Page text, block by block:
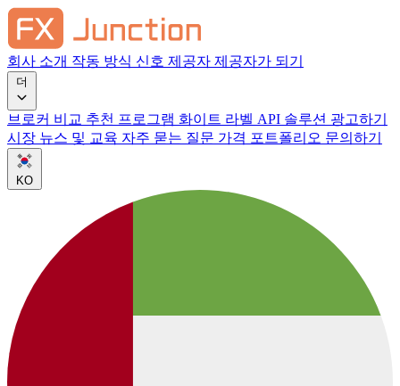
회사 소개 작동 방식 신호 제공자 제공자가 되기
브로커 비교 추천 프로그램 화이트 라벨 API 솔루션 광고하기
시장 뉴스 및 교육 자주 묻는 질문 가격 포트폴리오 문의하기
KO